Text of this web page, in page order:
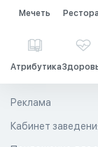
Мечеть
Атрибутика
Реклама
Кабинет